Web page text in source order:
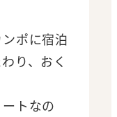
ポに宿泊
り、おく
トなの